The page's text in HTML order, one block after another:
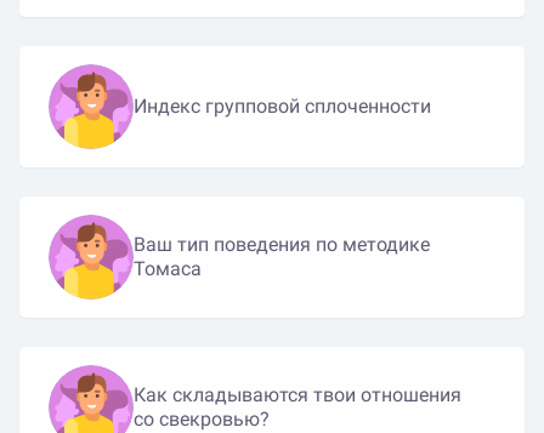
Индекс групповой сплоченности
Ваш тип поведения по методике
Томаса
Как складываются твои отношения
со свекровью?